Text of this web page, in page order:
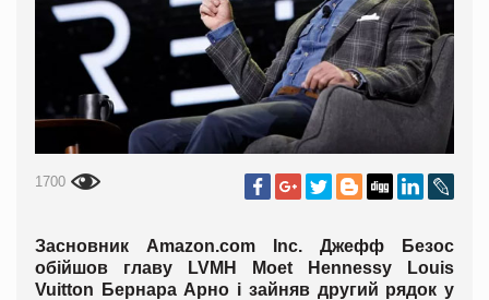
1700
Засновник Amazon.com Inc. Джефф Безос
обійшов главу LVMH Moet Hennessy Louis
Vuitton Бернара Арно і зайняв другий рядок у